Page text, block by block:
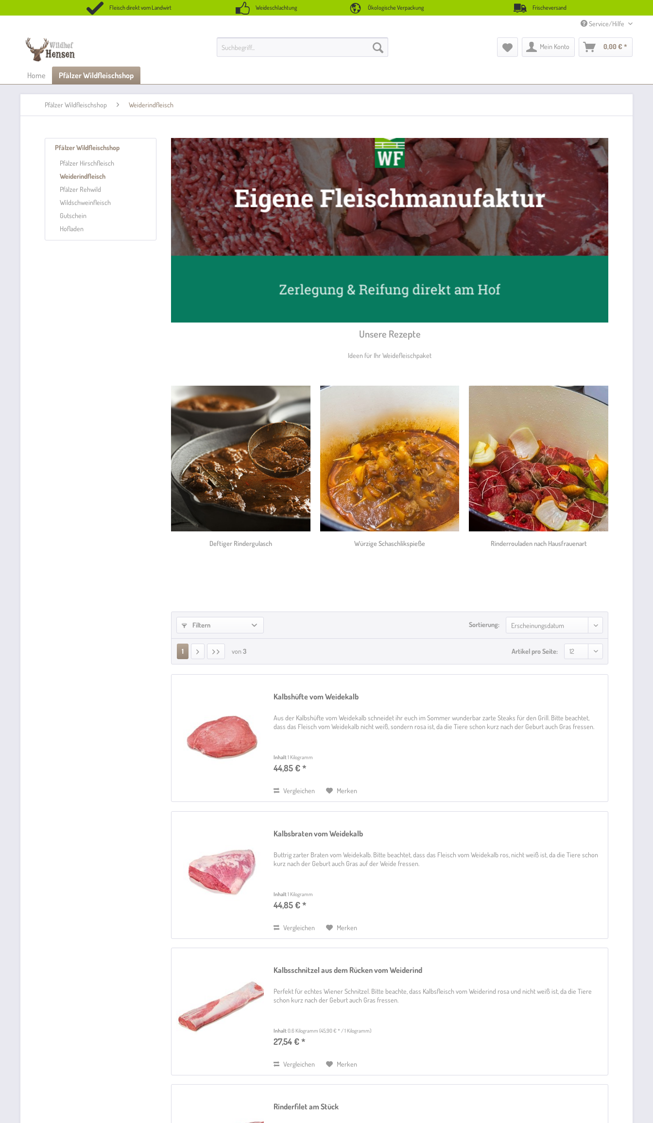
Fleisch direkt vom Landwirt Weideschlachtung Ökologische Verpackung Frischeversand
Service/Hilfe
Mein Konto 0,00 € *
Home Pfälzer Wildfleischshop
Pfälzer Wildfleischshop Weiderindfleisch
Pfälzer Wildfleischshop
Pfälzer Hirschfleisch
Weiderindfleisch
Pfälzer Rehwild
Wildschweinfleisch
Gutschein
Hofladen
Unsere Rezepte
Ideen für Ihr Weidefleischpaket
Deftiger Rindergulasch Würzige Schaschlikspieße Rinderrouladen nach Hausfrauenart
Filtern Sortierung:
1 von3 Artikel pro Seite:
Kalbshüfte vom Weidekalb
Aus der Kalbshüfte vom Weidekalb schneidet ihr euch im Sommer wunderbar zarte Steaks für den Grill. Bitte beachtet,
dass das Fleisch vom Weidekalb nicht weiß, sondern rosa ist, da die Tiere schon kurz nach der Geburt auch Gras fressen.
Inhalt1 Kilogramm
44,85 € *
Vergleichen Merken
Kalbsbraten vom Weidekalb
Buttrig zarter Braten vom Weidekalb. Bitte beachtet, dass das Fleisch vom Weidekalb ros, nicht weiß ist, da die Tiere schon
kurz nach der Geburt auch Gras auf der Weide fressen.
Inhalt1 Kilogramm
44,85 € *
Vergleichen Merken
Kalbsschnitzel aus dem Rücken vom Weiderind
Perfekt für echtes Wiener Schnitzel. Bitte beachte, dass Kalbsfleisch vom Weiderind rosa und nicht weiß ist, da die Tiere
schon kurz nach der Geburt auch Gras fressen.
Inhalt0.6 Kilogramm(45,90 € * / 1 Kilogramm)
27,54 € *
Vergleichen Merken
Rinderfilet am Stück